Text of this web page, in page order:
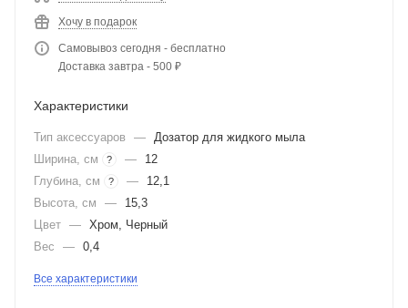
Хочу в подарок
Самовывоз сегодня - бесплатно
Доставка завтра - 500 ₽
Характеристики
Тип аксессуаров — Дозатор для жидкого мыла
Ширина, см
? —
12
Глубина, см
? —
12,1
Высота, см
—
15,3
Цвет — Хром, Черный
Вес
— 0,4
Все характеристики